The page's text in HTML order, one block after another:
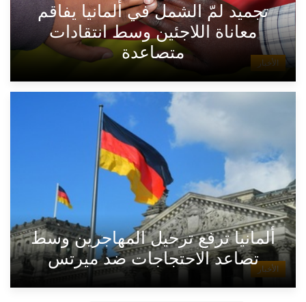
الأخبار
تجميد لمّ الشمل في ألمانيا يفاقم
معاناة اللاجئين وسط انتقادات
متصاعدة
الأخبار
ألمانيا ترفع ترحيل المهاجرين وسط
تصاعد الاحتجاجات ضد ميرتس